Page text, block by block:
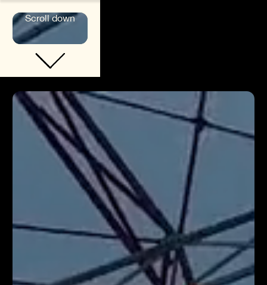
Scroll down